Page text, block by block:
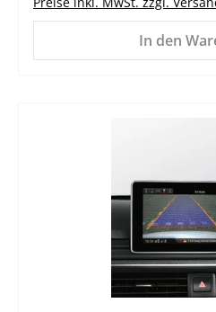
In den